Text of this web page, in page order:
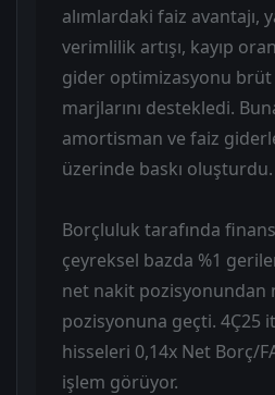
alımlardaki faiz avantajı,
verimlilik artışı, kayıp
gider optimizasyonu brüt
marjlarını destekledi.
amortisman ve faiz
üzerinde baskı oluşturdu.
Borçluluk tarafında
çeyreksel bazda %1
net nakit pozisyonundan
pozisyonuna geçti. 4Ç25
hisseleri 0,14x Net Borç/
işlem görüyor.